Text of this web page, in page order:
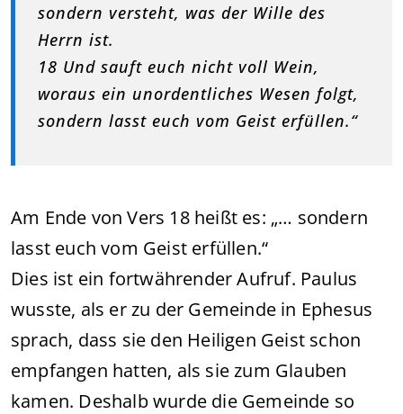
sondern versteht, was der Wille des
Herrn ist.
18 Und sauft euch nicht voll Wein,
woraus ein unordentliches Wesen folgt,
sondern lasst euch vom Geist erfüllen.“
Am Ende von Vers 18 heißt es: „… sondern
lasst euch vom Geist erfüllen.“
Dies ist ein fortwährender Aufruf. Paulus
wusste, als er zu der Gemeinde in Ephesus
sprach, dass sie den Heiligen Geist schon
empfangen hatten, als sie zum Glauben
kamen. Deshalb wurde die Gemeinde so